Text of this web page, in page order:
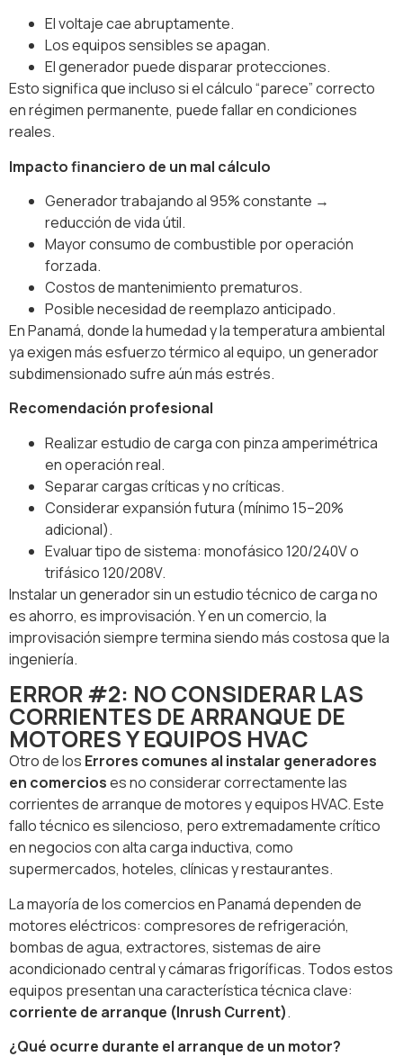
El voltaje cae abruptamente.
Los equipos sensibles se apagan.
El generador puede disparar protecciones.
Esto significa que incluso si el cálculo “parece” correcto
en régimen permanente, puede fallar en condiciones
reales.
Impacto financiero de un mal cálculo
Generador trabajando al 95% constante →
reducción de vida útil.
Mayor consumo de combustible por operación
forzada.
Costos de mantenimiento prematuros.
Posible necesidad de reemplazo anticipado.
En Panamá, donde la humedad y la temperatura ambiental
ya exigen más esfuerzo térmico al equipo, un generador
subdimensionado sufre aún más estrés.
Recomendación profesional
Realizar estudio de carga con pinza amperimétrica
en operación real.
Separar cargas críticas y no críticas.
Considerar expansión futura (mínimo 15–20%
adicional).
Evaluar tipo de sistema: monofásico 120/240V o
trifásico 120/208V.
Instalar un generador sin un estudio técnico de carga no
es ahorro, es improvisación. Y en un comercio, la
improvisación siempre termina siendo más costosa que la
ingeniería.
ERROR #2: NO CONSIDERAR LAS
CORRIENTES DE ARRANQUE DE
MOTORES Y EQUIPOS HVAC
Otro de los Errores comunes al instalar generadores
en comercioses no considerar correctamente las
corrientes de arranque de motores y equipos HVAC. Este
fallo técnico es silencioso, pero extremadamente crítico
en negocios con alta carga inductiva, como
supermercados, hoteles, clínicas y restaurantes.
La mayoría de los comercios en Panamá dependen de
motores eléctricos: compresores de refrigeración,
bombas de agua, extractores, sistemas de aire
acondicionado central y cámaras frigoríficas. Todos estos
equipos presentan una característica técnica clave:
corriente de arranque (Inrush Current).
¿Qué ocurre durante el arranque de un motor?